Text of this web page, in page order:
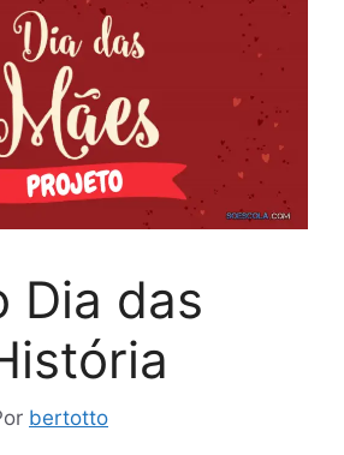
Dia das
bertotto